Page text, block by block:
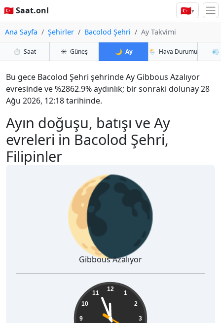
🇹🇷 Saat.onl 🇹🇷▾
Ana Sayfa Şehirler Bacolod Şehri Ay Takvimi
⏱️ Saat ☀️ Güneş 🌙 Ay 🌦️ Hava Durumu 💨
Ayın doğuşu, batışı ve Ay
evreleri in Bacolod Şehri,
Filipinler
Bu gece Bacolod Şehri şehrinde Ay Gibbous Azalıyor
evresinde ve %2862.9% aydınlık; bir sonraki dolunay 28
Ağu 2026, 12:18 tarihinde.
🌘
Gibbous Azalıyor
12
1
2
3
9
10
11